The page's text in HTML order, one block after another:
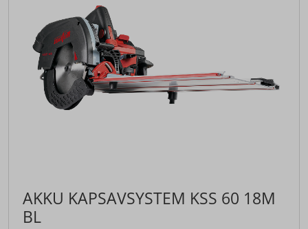
AKKU KAPSAVSYSTEM KSS 60 18M
BL